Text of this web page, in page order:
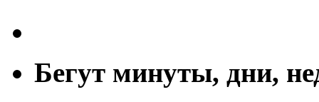
Бегут минуты, дни,